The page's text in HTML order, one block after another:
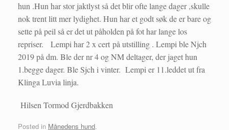
hun .Hun har stor jaktlyst så det blir ofte lange dager ,skulle
nok trent litt mer lydighet. Hun har et godt søk de er bare og
sette på peil så er det ut påholden på fot har lange los
repriser. Lempi har 2 x cert på utstilling . Lempi ble Njch
2019 på dm. Ble der nr 4 og NM deltager, der jaget hun
1.begge dager. Ble Sjch i vinter. Lempi er 11.leddet ut fra
Klinga Luvia linja.
Hilsen Tormod Gjerdbakken
Posted in Månedens hund.